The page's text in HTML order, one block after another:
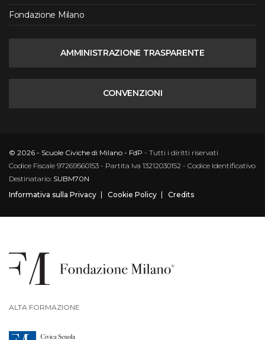
Fondazione Milano
AMMINISTRAZIONE TRASPARENTE
CONVENZIONI
© 2026 - Scuole Civiche di Milano - FdP - Tutti i diritti riservati
Codice Fiscale 97269560153 - Partita Iva 13212030152 - Codice Identificativo
Destinatario: SUBM70N
Informativa sulla Privacy
Cookie Policy Credits
ALTA FORMAZIONE